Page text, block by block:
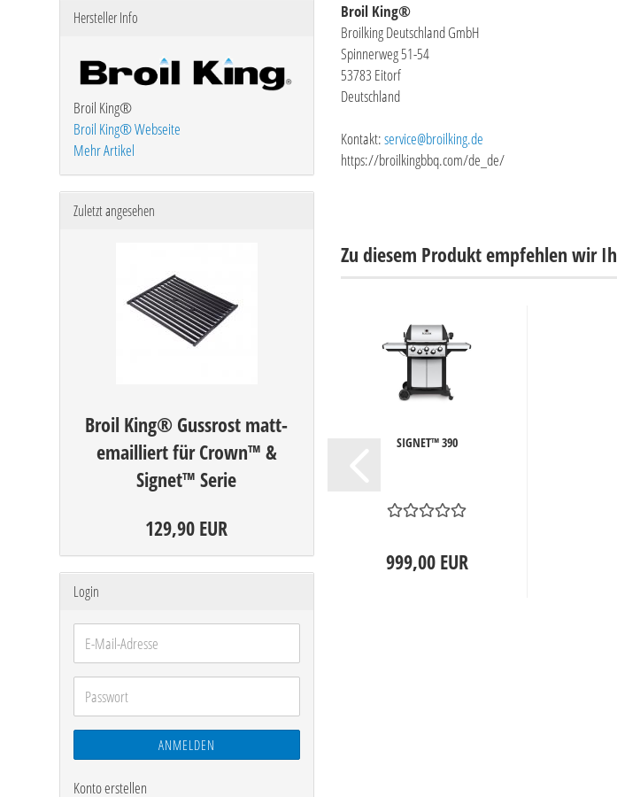
Broil King®
Broilking Deutschland GmbH
Spinnerweg 51-54
53783 Eitorf
Deutschland
Kontakt:service@broilking.de
https://broilkingbbq.com/de_de/
Zu diesem Produkt empfehlen wir
SIGNET™ 390
999,00 EUR
Hersteller Info
Broil King®
Broil King® Webseite
Mehr Artikel
Zuletzt angesehen
Broil King® Gussrost matt-
emailliert für Crown™ &
Signet™ Serie
129,90 EUR
Login
E-
Mail-
Adresse
Passwort
ANMELDEN
Konto erstellen